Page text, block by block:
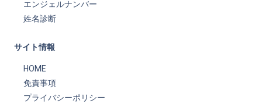
エンジェルナンバー
姓名診断
サイト情報
HOME
免責事項
プライバシーポリシー